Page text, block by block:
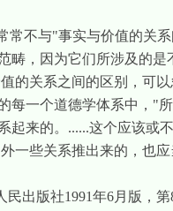
常不与"事实与价值的关
畴，因为它们所涉及的是
的关系之间的区别，可
每一个道德学体系中， "
起来的。 ......这个应该或
一些关系推出来的，也
民出版社1991年6月版，第